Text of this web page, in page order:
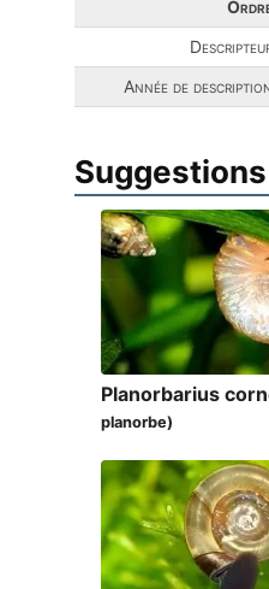
Année de
Planorbarius
planorbe)